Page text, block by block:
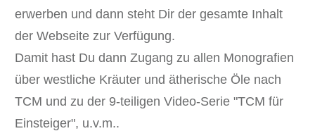
erwerben und dann steht Dir der gesamte Inhalt
der Webseite zur Verfügung.
Damit hast Du dann Zugang zu allen Monografien
über westliche Kräuter und ätherische Öle nach
TCM und zu der 9-teiligen Video-Serie "TCM für
Einsteiger", u.v.m..